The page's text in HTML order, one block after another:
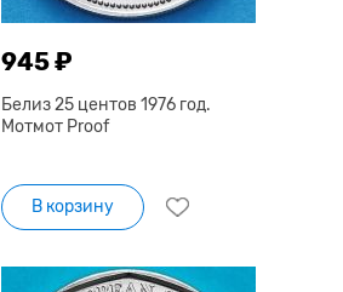
945 ₽
Белиз 25 центов 1976 год.
Мотмот Proof
В корзину